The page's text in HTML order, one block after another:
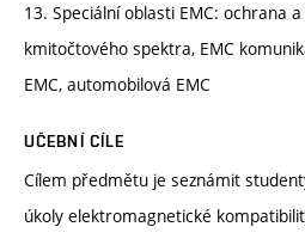
13. Speciální oblasti EMC: ochrana
kmitočtového spektra, EMC
EMC, automobilová EMC
UČEBNÍ CÍLE
Cílem předmětu je seznámit
úkoly elektromagnetické